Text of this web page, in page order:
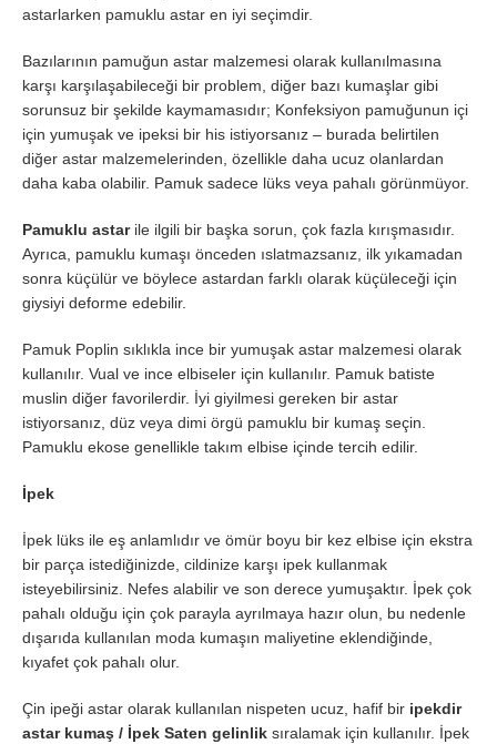
astarlarken pamuklu astar en iyi seçimdir.
Bazılarının pamuğun astar malzemesi olarak kullanılmasına
karşı karşılaşabileceği bir problem, diğer bazı kumaşlar gibi
sorunsuz bir şekilde kaymamasıdır; Konfeksiyon pamuğunun içi
için yumuşak ve ipeksi bir his istiyorsanız – burada belirtilen
diğer astar malzemelerinden, özellikle daha ucuz olanlardan
daha kaba olabilir. Pamuk sadece lüks veya pahalı görünmüyor.
Pamuklu astarile ilgili bir başka sorun, çok fazla kırışmasıdır.
Ayrıca, pamuklu kumaşı önceden ıslatmazsanız, ilk yıkamadan
sonra küçülür ve böylece astardan farklı olarak küçüleceği için
giysiyi deforme edebilir.
Pamuk Poplin sıklıkla ince bir yumuşak astar malzemesi olarak
kullanılır. Vual ve ince elbiseler için kullanılır. Pamuk batiste
muslin diğer favorilerdir. İyi giyilmesi gereken bir astar
istiyorsanız, düz veya dimi örgü pamuklu bir kumaş seçin.
Pamuklu ekose genellikle takım elbise içinde tercih edilir.
İpek
İpek lüks ile eş anlamlıdır ve ömür boyu bir kez elbise için ekstra
bir parça istediğinizde, cildinize karşı ipek kullanmak
isteyebilirsiniz. Nefes alabilir ve son derece yumuşaktır. İpek çok
pahalı olduğu için çok parayla ayrılmaya hazır olun, bu nedenle
dışarıda kullanılan moda kumaşın maliyetine eklendiğinde,
kıyafet çok pahalı olur.
Çin ipeği astar olarak kullanılan nispeten ucuz, hafif bir ipekdir
astar kumaş / İpek Saten gelinlik sıralamak için kullanılır. İpek